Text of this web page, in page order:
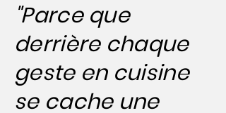
"Parce que
derrière chaque
geste en cuisine
se cache une